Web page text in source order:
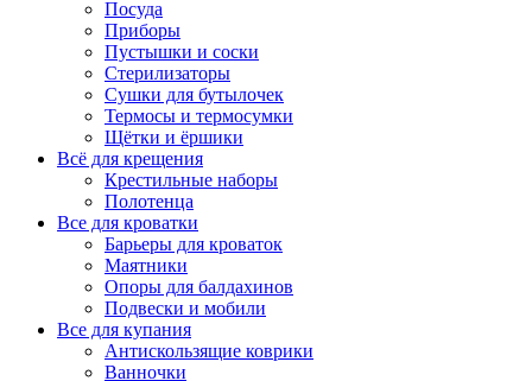
Посуда
Приборы
Пустышки и соски
Стерилизаторы
Сушки для бутылочек
Термосы и термосумки
Щётки и ёршики
Всё для крещения
Крестильные наборы
Полотенца
Все для кроватки
Барьеры для кроваток
Маятники
Опоры для балдахинов
Подвески и мобили
Все для купания
Антискользящие коврики
Ванночки